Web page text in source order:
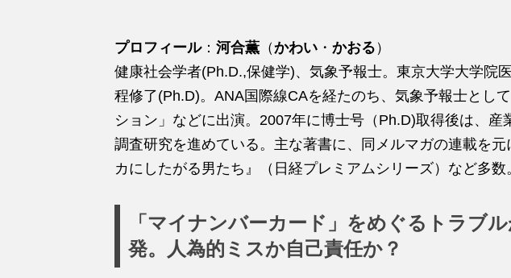
プロフィール： 河合薫 （かわい ・ かおる ）
健康社会学者(Ph.D.,保健学)、気象予報士。東京大学大学院
程修了(Ph.D)。ANA国際線CAを経たのち、気象予報士とし
ション」などに出演。2007年に博士号（Ph.D)取得後は、産
調査研究を進めている。主な著書に、同メルマガの連載を
カにしたがる男たち』（日経プレミアムシリーズ）など多数
「マイナンバーカード」をめぐるトラブ
発。人為的ミスか自己責任か？